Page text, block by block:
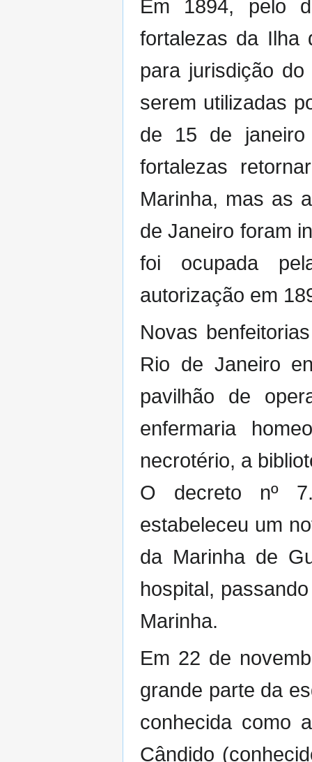
Em 1894, pelo
fortalezas da Ilha
para jurisdição
serem utilizadas
de 15 de
fortalezas
Marinha, mas as
de Janeiro foram
foi ocupada
autorização em
Novas
Rio de Janeiro
pavilhão de
enfermaria
necrotério, a
O decreto nº
estabeleceu um
da Marinha de
hospital,
Marinha.
Em 22 de
grande parte da
conhecida como
Cândido